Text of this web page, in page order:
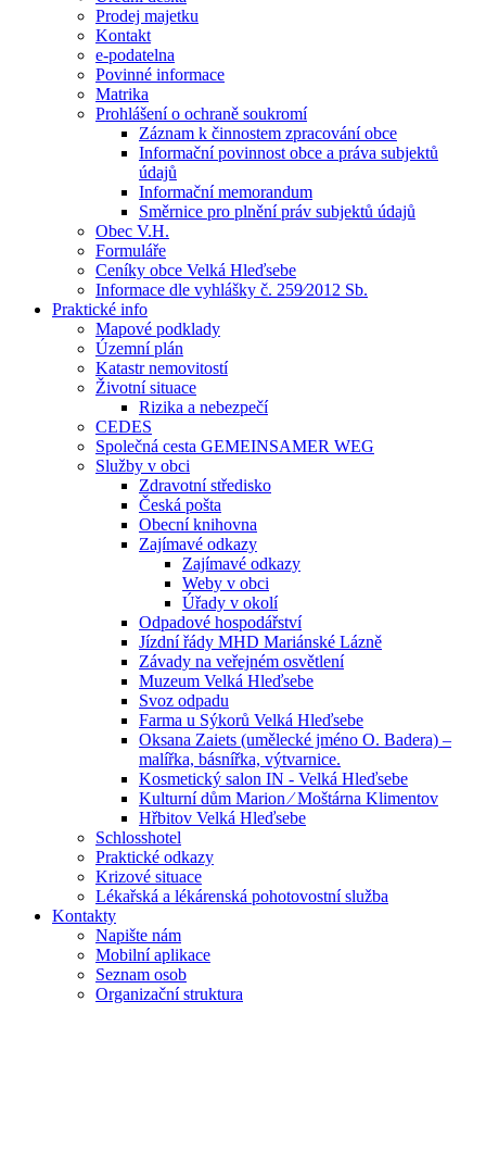
Prodej majetku
Kontakt
e-podatelna
Povinné informace
Matrika
Prohlášení o ochraně soukromí
Záznam k činnostem zpracování obce
Informační povinnost obce a práva subjektů
údajů
Informační memorandum
Směrnice pro plnění práv subjektů údajů
Obec V.H.
Formuláře
Ceníky obce Velká Hleďsebe
Informace dle vyhlášky č. 259⁄2012 Sb.
Praktické info
Mapové podklady
Územní plán
Katastr nemovitostí
Životní situace
Rizika a nebezpečí
CEDES
Společná cesta GEMEINSAMER WEG
Služby v obci
Zdravotní středisko
Česká pošta
Obecní knihovna
Zajímavé odkazy
Zajímavé odkazy
Weby v obci
Úřady v okolí
Odpadové hospodářství
Jízdní řády MHD Mariánské Lázně
Závady na veřejném osvětlení
Muzeum Velká Hleďsebe
Svoz odpadu
Farma u Sýkorů Velká Hleďsebe
Oksana Zaiets (umělecké jméno O. Badera) –
malířka, básnířka, výtvarnice.
Kosmetický salon IN - Velká Hleďsebe
Kulturní dům Marion ⁄ Moštárna Klimentov
Hřbitov Velká Hleďsebe
Schlosshotel
Praktické odkazy
Krizové situace
Lékařská a lékárenská pohotovostní služba
Kontakty
Napište nám
Mobilní aplikace
Seznam osob
Organizační struktura